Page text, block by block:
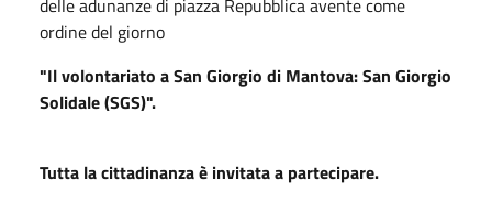
ordine del giorno
"Il volontariato a San Giorgio di Mantova: San Giorgio
Solidale (SGS)".
Tutta la cittadinanza è invitata a partecipare.